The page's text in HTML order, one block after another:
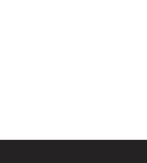
MATCHOVÉ